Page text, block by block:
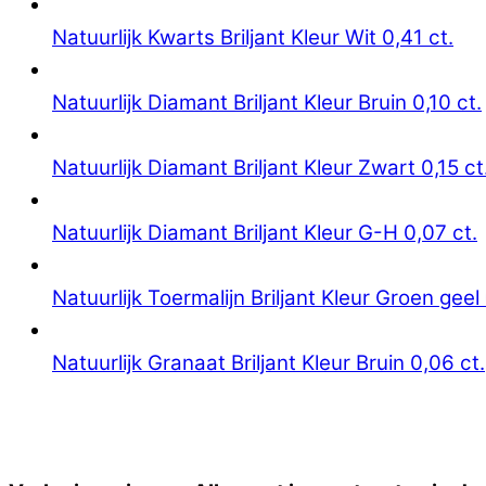
Natuurlijk Kwarts Briljant Kleur Wit 0,41 ct.
Natuurlijk Diamant Briljant Kleur Bruin 0,10 ct.
Natuurlijk Diamant Briljant Kleur Zwart 0,15
Natuurlijk Diamant Briljant Kleur G-H 0,07 ct.
Natuurlijk Toermalijn Briljant Kleur Groen geel
Natuurlijk Granaat Briljant Kleur Bruin 0,06 ct.